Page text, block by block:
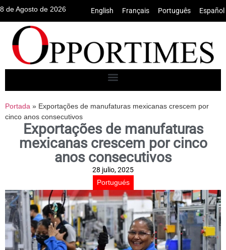
8 de Agosto de 2026 English Français Português Español
Portada » Exportações de manufaturas mexicanas crescem por
cinco anos consecutivos
Exportações de manufaturas
mexicanas crescem por cinco
anos consecutivos
28 julio, 2025
Portugués